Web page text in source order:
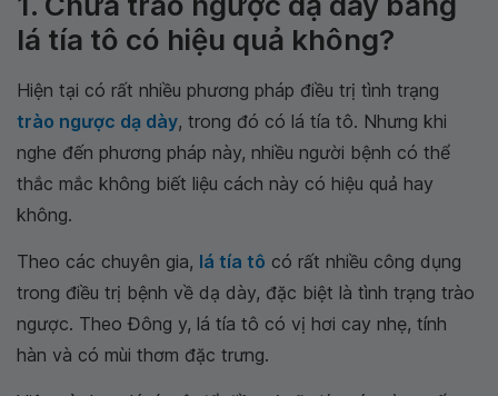
lá tía tô có hiệu quả không?
Hiện tại có rất nhiều phương pháp điều trị tình trạng
trào ngược dạ dày, trong đó có lá tía tô. Nhưng khi
nghe đến phương pháp này, nhiều người bệnh có thể
thắc mắc không biết liệu cách này có hiệu quả hay
không.
Theo các chuyên gia, lá tía tô có rất nhiều công dụng
trong điều trị bệnh về dạ dày, đặc biệt là tình trạng trào
ngược. Theo Đông y, lá tía tô có vị hơi cay nhẹ, tính
hàn và có mùi thơm đặc trưng.